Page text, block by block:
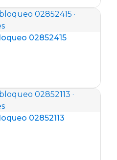
02852415
02852113